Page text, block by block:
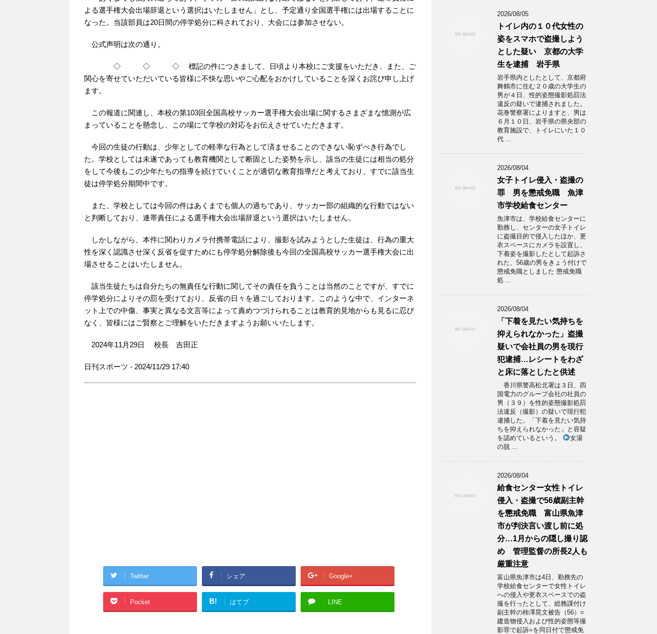
よる選手権大会出場辞退という選択はいたしません」とし、予定通り全国選手権には出場することに
なった。当該部員は20日間の停学処分に科されており、大会には参加させない。
公式声明は次の通り。
◇ ◇ ◇ 標記の件につきまして、日頃より本校にご支援をいただき、また、ご
関心を寄せていただいている皆様に不快な思いやご心配をおかけしていることを深くお詫び申し上げ
ます。
この報道に関連し、本校の第103回全国高校サッカー選手権大会出場に関するさまざまな憶測が広
まっていることを懸念し、この場にて学校の対応をお伝えさせていただきます。
今回の生徒の行動は、少年としての軽率な行為として済ませることのできない恥ずべき行為でし
た。学校としては未遂であっても教育機関として断固とした姿勢を示し、該当の生徒には相当の処分
をして今後もこの少年たちの指導を続けていくことが適切な教育指導だと考えており、すでに該当生
徒は停学処分期間中です。
また、学校としては今回の件はあくまでも個人の過ちであり、サッカー部の組織的な行動ではない
と判断しており、連帯責任による選手権大会出場辞退という選択はいたしません。
しかしながら、本件に関わりカメラ付携帯電話により、撮影を試みようとした生徒は、行為の重大
性を深く認識させ深く反省を促すためにも停学処分解除後も今回の全国高校サッカー選手権大会に出
場させることはいたしません。
該当生徒たちは自分たちの無責任な行動に関してその責任を負うことは当然のことですが、すでに
停学処分によりその罰を受けており、反省の日々を過ごしております。このような中で、インターネ
ット上での中傷、事実と異なる文言等によって責めつづけられることは教育的見地からも見るに忍び
なく、皆様にはご賢察とご理解をいただきますようお願いいたします。
2024年11月29日 校長 吉田正
日刊スポーツ - 2024/11/29 17:40
Twitter シェア Google+
Pocket B! はてブ LINE
2026/08/05
トイレ内の１０代女性の
姿をスマホで盗撮しよう
とした疑い 京都の大学
生を逮捕 岩手県
岩手県内としたとして、京都府
舞鶴市に住む２０歳の大学生の
男が４日、性的姿態撮影処罰法
違反の疑いで逮捕されました。
花巻警察署によりますと、男は
６月１０日、岩手県の県央部の
教育施設で、トイレにいた１０
代 ...
2026/08/04
女子トイレ侵入・盗撮の
罪 男を懲戒免職 魚津
市学校給食センター
魚津市は、学校給食センターに
勤務し、センターの女子トイレ
に盗撮目的で侵入したほか、更
衣スペースにカメラを設置し、
下着姿を撮影したとして起訴さ
れた、56歳の男をきょう付けで
懲戒免職としました 懲戒免職
処 ...
2026/08/04
「下着を見たい気持ちを
抑えられなかった」盗撮
疑いで会社員の男を現行
犯逮捕…レシートをわざ
と床に落としたと供述
香川県警高松北署は３日、四
国電力のグループ会社の社員の
男（３９）を性的姿態撮影処罰
法違反（撮影）の疑いで現行犯
逮捕した。「下着を見たい気持
ちを抑えられなかった」と容疑
を認めているという。
女湯
の脱 ...
2026/08/04
給食センター女性トイレ
侵入・盗撮で56歳副主幹
を懲戒免職 富山県魚津
市が判決言い渡し前に処
分…1月からの隠し撮り認
め 管理監督の所長2人も
厳重注意
富山県魚津市は4日、勤務先の
学校給食センターで女性トイレ
への侵入や更衣スペースでの盗
撮を行ったとして、総務課付け
副主幹の柿澤晃文被告（56）=
建造物侵入および性的姿態等撮
影罪で起訴=を同日付で懲戒免